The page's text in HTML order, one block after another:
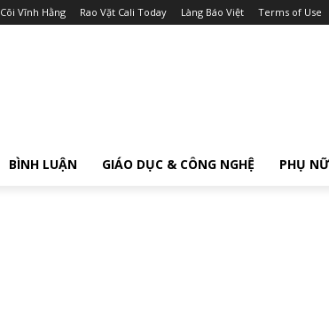
Cõi Vĩnh Hằng Rao Vặt Cali Today Làng Báo Việt Terms of Use
BÌNH LUẬN GIÁO DỤC & CÔNG NGHỆ PHỤ NỮ